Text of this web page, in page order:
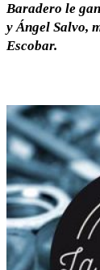
Baradero le
y Ángel Salvo,
Escobar.